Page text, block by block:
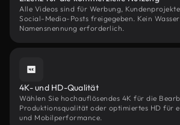
Alle Videos sind für Werbung,
Social-Media-Posts freigegeben. Kein
Namensnennung erforderlich.
4K- und HD-Qualität
Wählen Sie hochauflösendes 4K für die
Produktionsqualität oder optimiertes HD für
und Mobilperformance.